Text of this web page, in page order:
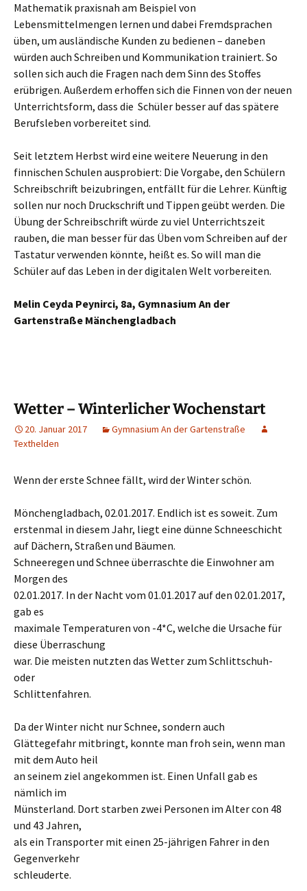
Mathematik praxisnah am Beispiel von
Lebensmittelmengen lernen und dabei Fremdsprachen
üben, um ausländische Kunden zu bedienen – daneben
würden auch Schreiben und Kommunikation trainiert. So
sollen sich auch die Fragen nach dem Sinn des Stoffes
erübrigen. Außerdem erhoffen sich die Finnen von der neuen
Unterrichtsform, dass die Schüler besser auf das spätere
Berufsleben vorbereitet sind.
Seit letztem Herbst wird eine weitere Neuerung in den
finnischen Schulen ausprobiert: Die Vorgabe, den Schülern
Schreibschrift beizubringen, entfällt für die Lehrer. Künftig
sollen nur noch Druckschrift und Tippen geübt werden. Die
Übung der Schreibschrift würde zu viel Unterrichtszeit
rauben, die man besser für das Üben vom Schreiben auf der
Tastatur verwenden könnte, heißt es. So will man die
Schüler auf das Leben in der digitalen Welt vorbereiten.
Melin Ceyda Peynirci, 8a, Gymnasium An der
Gartenstraße Mänchengladbach
Wetter – Winterlicher Wochenstart
20. Januar 2017
Gymnasium An der Gartenstraße
Texthelden
Wenn der erste Schnee fällt, wird der Winter schön.
Mönchengladbach, 02.01.2017. Endlich ist es soweit. Zum
erstenmal in diesem Jahr, liegt eine dünne Schneeschicht
auf Dächern, Straßen und Bäumen.
Schneeregen und Schnee überraschte die Einwohner am
Morgen des
02.01.2017. In der Nacht vom 01.01.2017 auf den 02.01.2017,
gab es
maximale Temperaturen von -4*C, welche die Ursache für
diese Überraschung
war. Die meisten nutzten das Wetter zum Schlittschuh-
oder
Schlittenfahren.
Da der Winter nicht nur Schnee, sondern auch
Glättegefahr mitbringt, konnte man froh sein, wenn man
mit dem Auto heil
an seinem ziel angekommen ist. Einen Unfall gab es
nämlich im
Münsterland. Dort starben zwei Personen im Alter con 48
und 43 Jahren,
als ein Transporter mit einen 25-jährigen Fahrer in den
Gegenverkehr
schleuderte.